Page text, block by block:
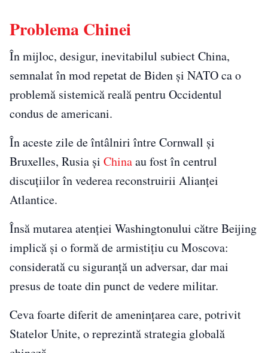
Problema Chinei
În mijloc, desigur, inevitabilul subiect China,
semnalat în mod repetat de Biden și NATO ca o
problemă sistemică reală pentru Occidentul
condus de americani.
În aceste zile de întâlniri între Cornwall și
Bruxelles, Rusia și Chinaau fost în centrul
discuțiilor în vederea reconstruirii Alianței
Atlantice.
Însă mutarea atenţiei Washingtonului către Beijing
implică și o formă de armistițiu cu Moscova:
considerată cu siguranță un adversar, dar mai
presus de toate din punct de vedere militar.
Ceva foarte diferit de amenințarea care, potrivit
Statelor Unite, o reprezintă strategia globală